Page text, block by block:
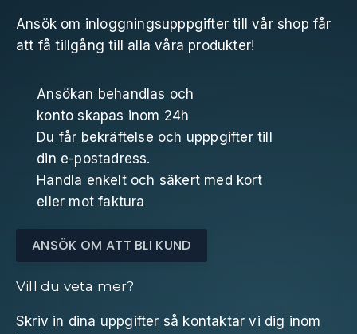
Ansök om inloggningsupppgifter till vår shop får
att få tillgång till alla våra produkter!
Ansökan behandlas och
konto skapas inom 24h
Du får bekräftelse och upppgifter till
din e-postadress.
Handla enkelt och säkert med kort
eller mot faktura
ANSÖK OM ATT BLI KUND
Vill du veta mer?
Skriv in dina uppgifter så kontaktar vi dig inom